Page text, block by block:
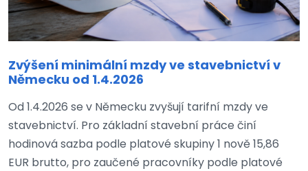
Zvýšení minimální mzdy ve stavebnictví v
Německu od 1.4.2026
Od 1.4.2026 se v Německu zvyšují tarifní mzdy ve
stavebnictví. Pro základní stavební práce činí
hodinová sazba podle platové skupiny 1 nově 15,86
EUR brutto, pro zaučené pracovníky podle platové